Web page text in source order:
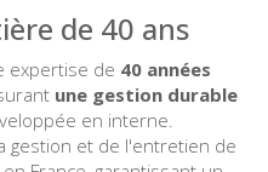
de 40 ans
expertise de 40 années
une gestion durable
en interne.
gestion et de l'entretien de